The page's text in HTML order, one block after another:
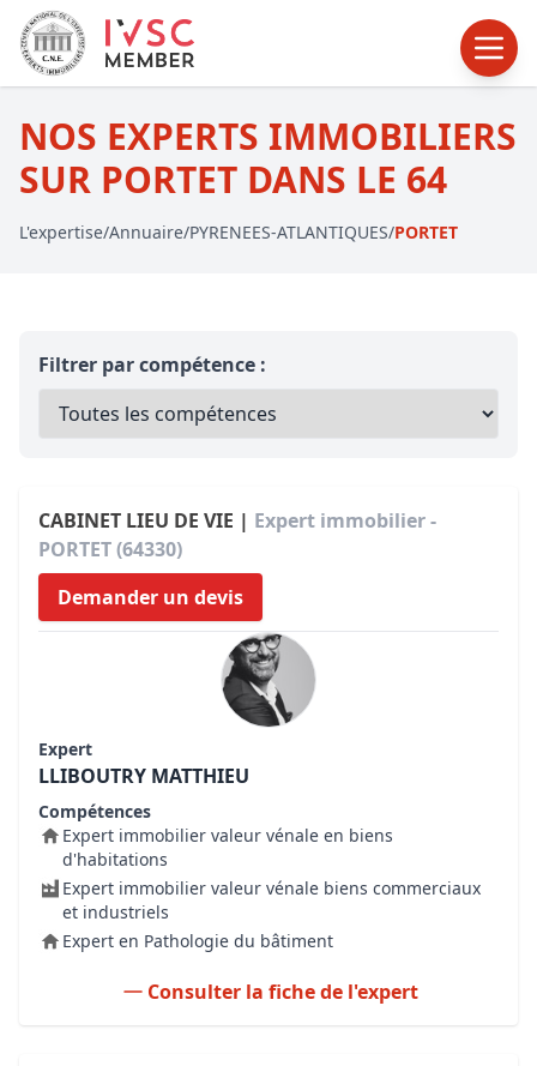
NOS EXPERTS IMMOBILIERS
SUR PORTET DANS LE 64
L'expertise/Annuaire/PYRENEES-ATLANTIQUES/PORTET
Filtrer par compétence :
CABINET LIEU DE VIE | Expert immobilier -
PORTET (64330)
Demander un devis
Expert
LLIBOUTRY MATTHIEU
Compétences
Expert immobilier valeur vénale en biens
d'habitations
Expert immobilier valeur vénale biens commerciaux
et industriels
Expert en Pathologie du bâtiment
Consulter la fiche de l'expert